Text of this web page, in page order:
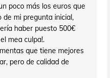
poco más los euros que
de mi pregunta inicial,
haber puesto 500€
mea culpa!.
que tiene mejores
pero de calidad de